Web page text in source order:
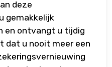
deze
gemakkelijk
en ontvangt u tijdig
dat u nooit meer een